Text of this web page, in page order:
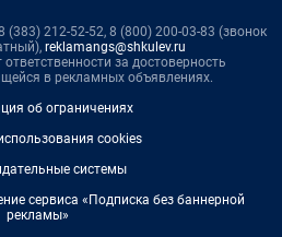
212-52-52, 8 (800) 200-03-83 (звонок
reklamangs@shkulev.ru
ответственности за достоверность
в рекламных объявлениях.
об ограничениях
cookies
системы
сервиса «Подписка без баннерной
рекламы»